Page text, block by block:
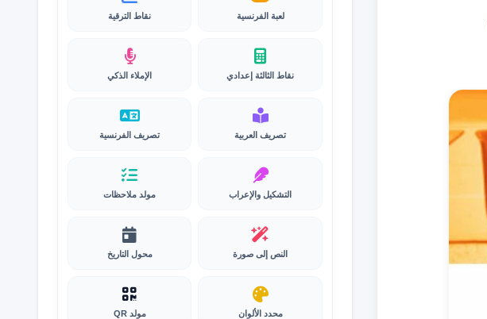
لعبة الفرنسية نقاط الترقية
نقاط الثالثة إعدادي الإملاء الذكي
تصريف العربية تصريف الفرنسية
التشكيل والإعراب مولد ملاحظات
النص إلى صورة محول التاريخ
محدد الألوان مولد QR